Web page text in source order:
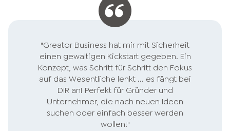
"Greator Business hat mir mit Sicherheit
einen gewaltigen Kickstart gegeben. Ein
Konzept, was Schritt für Schritt den Fokus
auf das Wesentliche lenkt ... es fängt bei
DIR an! Perfekt für Gründer und
Unternehmer, die nach neuen Ideen
suchen oder einfach besser werden
wollen!"